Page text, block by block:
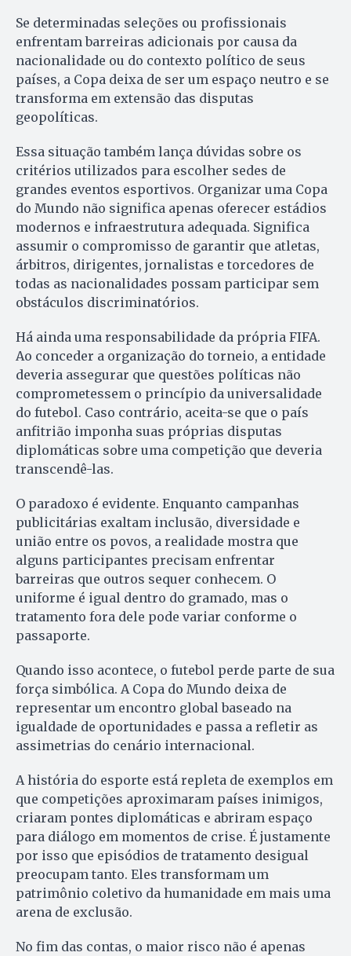
Se determinadas seleções ou profissionais
enfrentam barreiras adicionais por causa da
nacionalidade ou do contexto político de seus
países, a Copa deixa de ser um espaço neutro e se
transforma em extensão das disputas
geopolíticas.
Essa situação também lança dúvidas sobre os
critérios utilizados para escolher sedes de
grandes eventos esportivos. Organizar uma Copa
do Mundo não significa apenas oferecer estádios
modernos e infraestrutura adequada. Significa
assumir o compromisso de garantir que atletas,
árbitros, dirigentes, jornalistas e torcedores de
todas as nacionalidades possam participar sem
obstáculos discriminatórios.
Há ainda uma responsabilidade da própria FIFA.
Ao conceder a organização do torneio, a entidade
deveria assegurar que questões políticas não
comprometessem o princípio da universalidade
do futebol. Caso contrário, aceita-se que o país
anfitrião imponha suas próprias disputas
diplomáticas sobre uma competição que deveria
transcendê-las.
O paradoxo é evidente. Enquanto campanhas
publicitárias exaltam inclusão, diversidade e
união entre os povos, a realidade mostra que
alguns participantes precisam enfrentar
barreiras que outros sequer conhecem. O
uniforme é igual dentro do gramado, mas o
tratamento fora dele pode variar conforme o
passaporte.
Quando isso acontece, o futebol perde parte de sua
força simbólica. A Copa do Mundo deixa de
representar um encontro global baseado na
igualdade de oportunidades e passa a refletir as
assimetrias do cenário internacional.
A história do esporte está repleta de exemplos em
que competições aproximaram países inimigos,
criaram pontes diplomáticas e abriram espaço
para diálogo em momentos de crise. É justamente
por isso que episódios de tratamento desigual
preocupam tanto. Eles transformam um
patrimônio coletivo da humanidade em mais uma
arena de exclusão.
No fim das contas, o maior risco não é apenas